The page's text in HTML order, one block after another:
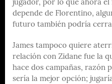
jugador, por lo que ahora
depende de Florentino,
futuro también podría
James tampoco quiere
relación con Zidane fue la
hace dos campañas, razón
sería la mejor opción;